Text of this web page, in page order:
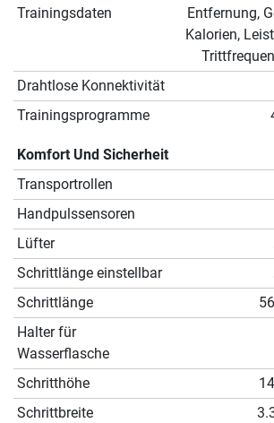
Trainingsdaten
Entfernung,
Kalorien,
Drahtlose Konnektivität
Trainingsprogramme
Komfort Und Sicherheit
Transportrollen
Handpulssensoren
Lüfter
Schrittlänge einstellbar
Schrittlänge
Halter für
Wasserflasche
Schritthöhe
Schrittbreite